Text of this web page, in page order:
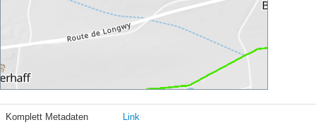
Komplett Metadaten Link